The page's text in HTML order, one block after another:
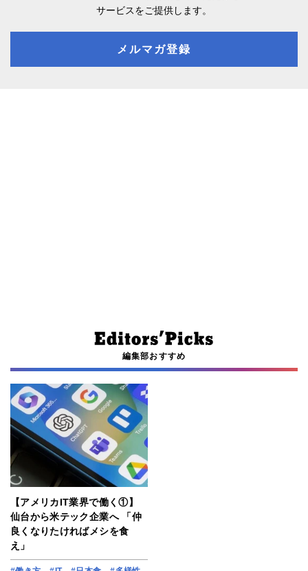
サービスをご提供します。
メルマガ登録
編集部おすすめ
【アメリカIT業界で働く①】
仙台から米テック企業へ 「仲
良くなりたければメシを食
え」